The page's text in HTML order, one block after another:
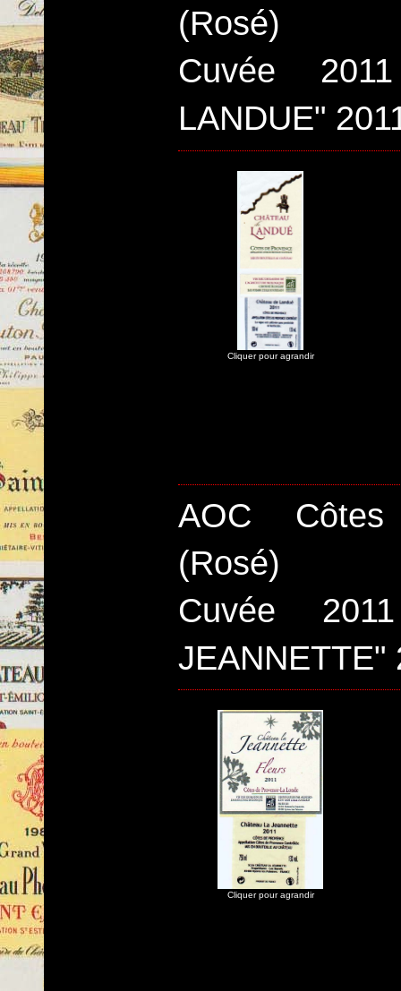
(Rosé)
Cuvée
LANDUE"
Cliquer pour agrandir
AOC
(Rosé)
Cuvée
JEANNETTE"
Cliquer pour agrandir